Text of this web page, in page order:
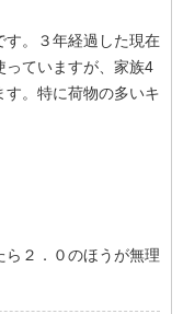
す。３年経過した現在
っていますが、家族4
す。特に荷物の多いキ
ら２．０のほうが無理